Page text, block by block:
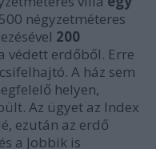
négyzetméteres
200
védett erdőből. Erre
A ház sem
helyen,
Az ügyet az Index
ezután az erdő
a Jobbik is